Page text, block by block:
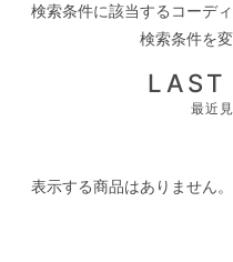
検索条件に該当するコーデ
検索条件を
LAST
最近
表示する商品はありません。